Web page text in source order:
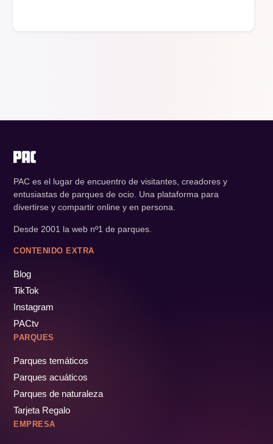
PAC es el lugar de encuentro de visitantes, creadores y
entusiastas de parques de ocio. Una plataforma para
divertirse y compartir online y en persona.
Desde 2001 la web nº1 de parques.
CONTENIDO EXTRA
Blog
TikTok
Instagram
PACtv
PARQUES
Parques temáticos
Parques acuáticos
Parques de naturaleza
Tarjeta Regalo
EMPRESA